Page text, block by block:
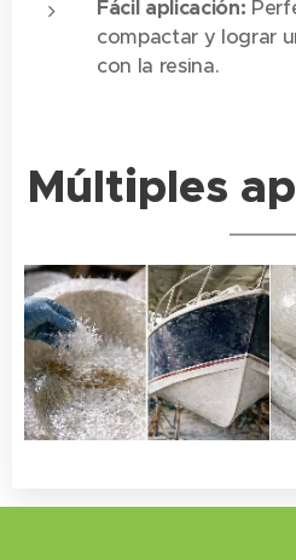
Fácil aplicación:
compactar y lograr
con la resina.
Múltiples